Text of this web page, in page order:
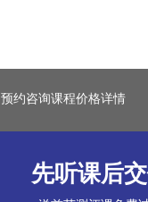
预约咨询课程价格详情
先听课后